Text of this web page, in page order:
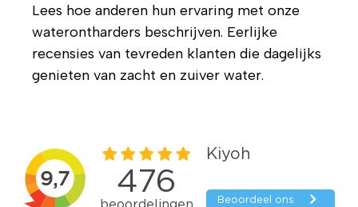
Lees hoe anderen hun ervaring met onze
waterontharders beschrijven. Eerlijke
recensies van tevreden klanten die dagelijks
genieten van zacht en zuiver water.